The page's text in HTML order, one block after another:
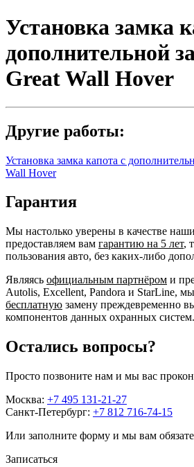
Установка замка
дополнительной
Great Wall Hover
Другие работы:
Установка замка капота с
Wall Hover
Гарантия
Мы настолько уверены в качестве
предоставляем вам гарантию на 5 лет,
пользования авто, без каких-либо
Являясь официальным партнёром и
Autolis, Excellent, Pandora и StarLine,
бесплатную замену преждевременно
компонентов данных охранных систем.
Остались вопросы?
Просто позвоните нам и мы вас
Москва: +7 495 131-21-27
Санкт-Петербург: +7 812 716-74-15
Или заполните форму и мы вам
Записаться